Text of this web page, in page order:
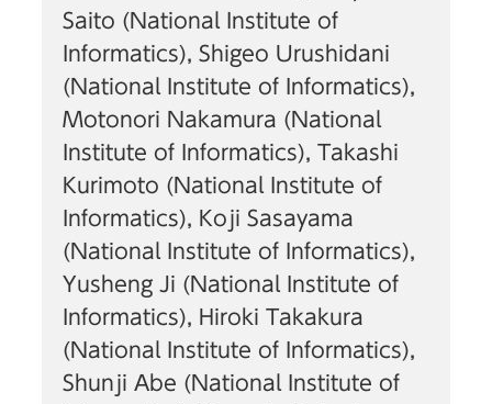
Saito (National Institute of
Informatics), Shigeo Urushidani
(National Institute of Informatics),
Motonori Nakamura (National
Institute of Informatics), Takashi
Kurimoto (National Institute of
Informatics), Koji Sasayama
(National Institute of Informatics),
Yusheng Ji (National Institute of
Informatics), Hiroki Takakura
(National Institute of Informatics),
Shunji Abe (National Institute of